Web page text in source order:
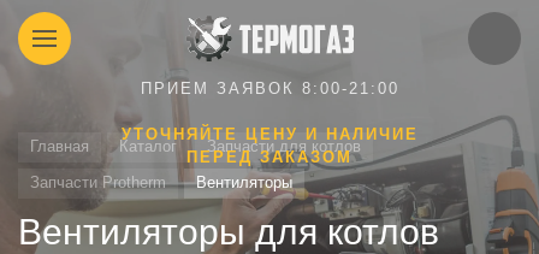
ПРИЕМ ЗАЯВОК 8:00-21:00
УТОЧНЯЙТЕ ЦЕНУ И НАЛИЧИЕ
ПЕРЕД ЗАКАЗОМ
Главная Каталог
Запчасти для котлов
Запчасти Protherm
Вентиляторы
Вентиляторы для котлов